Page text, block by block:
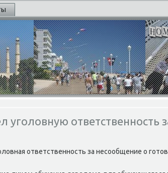
уголовную ответственность
ответственность за несообщение о